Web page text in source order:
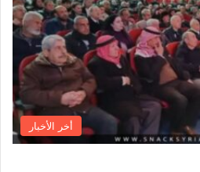
أخر الأخبار